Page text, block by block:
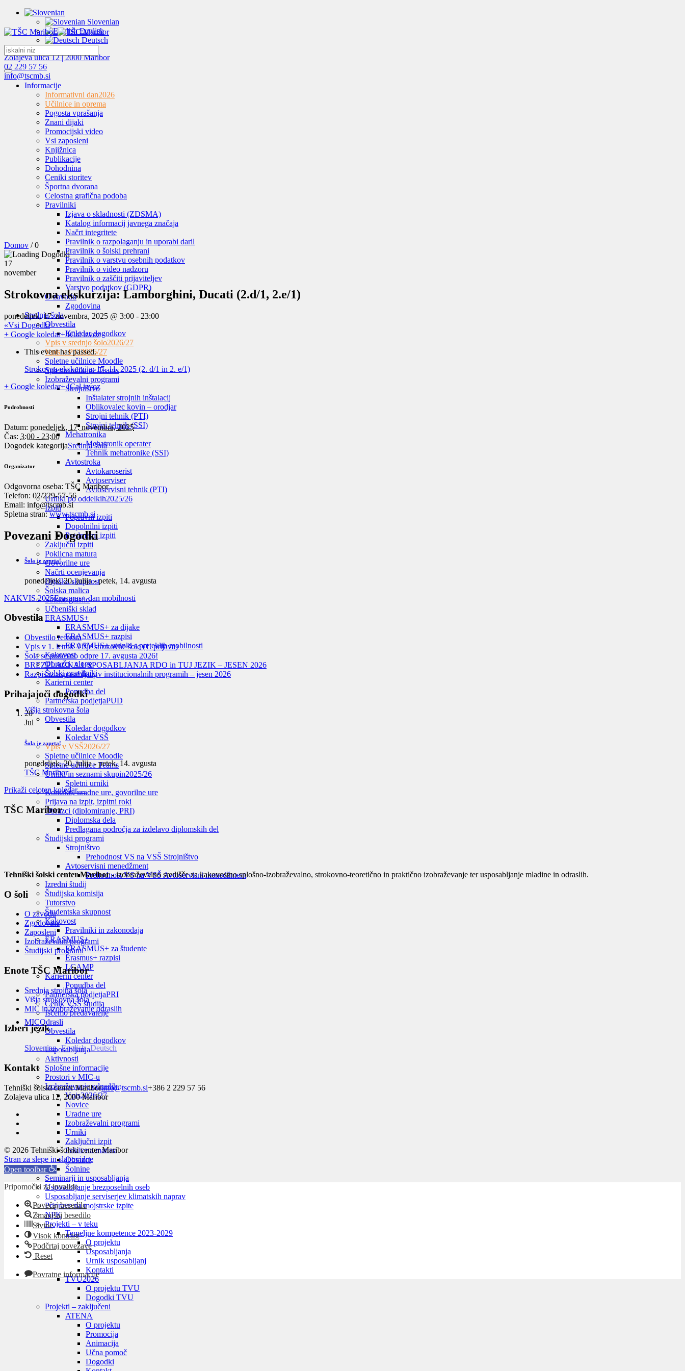
Slovenian
English
Deutsch
Zolajeva ulica 12 | 2000 Maribor
02 229 57 56
info@tscmb.si
Informacije
Informativni dan2026
Učilnice in oprema
Pogosta vprašanja
Znani dijaki
Promocijski video
Vsi zaposleni
Knjižnica
Publikacije
Dohodnina
Ceniki storitev
Športna dvorana
Celostna grafična podoba
Pravilniki
Izjava o skladnosti (ZDSMA)
Katalog informacij javnega značaja
Načrt integritete
Pravilnik o razpolaganju in uporabi daril
Pravilnik o šolski prehrani
Pravilnik o varstvu osebnih podatkov
Pravilnik o video nadzoru
Pravilnik o zaščiti prijaviteljev
Varstvo podatkov (GDPR)
O zavodu
Zgodovina
Srednja šola
Obvestila
Koledar dogodkov
Vpis v srednjo šolo2026/27
Vpis v PTI2026/27
Spletne učilnice Moodle
Spletne učilnice Teams
Izobraževalni programi
Strojništvo
Inštalater strojnih inštalacij
Oblikovalec kovin – orodjar
Strojni tehnik (PTI)
Strojni tehnik (SSI)
Mehatronika
Mehatronik operater
Tehnik mehatronike (SSI)
Avtostroka
Avtokaroserist
Avtoserviser
Avtoservisni tehnik (PTI)
Urniki po oddelkih2025/26
Izpiti
Popravni izpiti
Dopolnilni izpiti
Predmetni izpiti
Zaključni izpiti
Poklicna matura
Govorilne ure
Načrti ocenjevanja
Dijaška skupnost
Šolska malica
Šolsko glasilo
Učbeniški sklad
ERASMUS+
ERASMUS+ za dijake
ERASMUS+ razpisi
ERASMUS+ utrinki s preteklih mobilnosti
Kakovost
Obrazci, vloge
Šolski pravilniki
Karierni center
Ponudba del
Partnerska podjetjaPUD
Višja strokovna šola
Obvestila
Koledar dogodkov
Koledar VSŠ
Vpis v VSŠ2026/27
Spletne učilnice Moodle
Spletne učilnice Teams
Urniki in seznami skupin2025/26
Spletni urniki
Kontakti, uradne ure, govorilne ure
Prijava na izpit, izpitni roki
Obrazci (diplomiranje, PRI)
Diplomska dela
Predlagana področja za izdelavo diplomskih del
Študijski programi
Strojništvo
Prehodnost VS na VSŠ Strojništvo
Avtoservisni menedžment
Prehodnost VS na VSŠ Avtoservisni menedžment
Izredni študij
Študijska komisija
Tutorstvo
Študentska skupnost
Kakovost
Pravilniki in zakonodaja
ERASMUS+
ERASMUS+ za študente
Erasmus+ razpisi
LCAMP
Karierni center
Ponudba del
Partnerska podjetjaPRI
Cenik VSŠ študija
Iščemo predavatelje
MICOdrasli
Obvestila
Koledar dogodkov
Usposabljanja
Aktivnosti
Splošne informacije
Prostori v MIC-u
Izobraževanje odraslih
Vpis2026/27
Novice
Uradne ure
Izobraževalni programi
Urniki
Zaključni izpit
Poklicna matura
Obrazci
Šolnine
Seminarji in usposabljanja
Usposabljanje brezposelnih oseb
Usposabljanje serviserjev klimatskih naprav
Priprave na mojstrske izpite
NPK
Projekti – v teku
Temeljne kompetence 2023-2029
O projektu
Usposabljanja
Urnik usposabljanj
Kontakti
TVU2026
O projektu TVU
Dogodki TVU
Projekti – zaključeni
ATENA
O projektu
Promocija
Animacija
Učna pomoč
Dogodki
Domov /0
17
november
Strokovna ekskurzija: Lamborghini, Ducati (2.d/1, 2.e/1)
ponedeljek, 17. novembra, 2025 @ 3:00 - 23:00
«Vsi Dogodki
+ Google koledar+ ICal izvoz
This event has passed.
Strokovna ekskurzija: 17. 11. 2025 (2. d/1 in 2. e/1)
+ Google koledar+ ICal izvoz
Podrobnosti
Datum: ponedeljek, 17. novembra, 2025
Čas: 3:00 - 23:00
Dogodek kategorijaSrednja šola
Organizator
Odgovorna oseba: TŠC Maribor
Telefon: 02/229-57-56
Email: info@tscmb.si
Spletna stran: www.tscmb.si
Povezani Dogodki
Šola je zaprta!
ponedeljek, 20. julija-petek, 14. avgusta
NAKVIS 2025Erasmus+ dan mobilnosti
Obvestila
Obvestilo referata
Vpis v 1. letnik Višje strokovne šole (1. prijava)
Šola se ponovno odpre 17. avgusta 2026!
BREZPLAČNA USPOSABLJANJA RDO in TUJ JEZIK – JESEN 2026
Razpis iz usposabljanj v institucionalnih programih – jesen 2026
Prihajajoči dogodki
20
Jul
Šola je zaprta!
ponedeljek, 20. julija-petek, 14. avgusta
TŠC Maribor
Prikaži celoten koledar…
TŠC Maribor
Tehniški šolski center Maribor- izobraževalno središče za kakovostno splošno-izobraževalno, strokovno-teoretično in praktično izobraževanje ter usposabljanje mladine in odraslih.
O šoli
O zavodu
Zgodovina
Zaposleni
Izobraževalni programi
Študijski programi
Enote TŠC Maribor
Srednja strojna šola
Višja strokovna šola
MIC in izobraževanje odraslih
Izberi jezik
Slovenian English Deutsch
Kontakt
Tehniški šolski center Mariborinfo@tscmb.si+386 2 229 57 56
Zolajeva ulica 12, 2000 Maribor
© 2026 Tehniški šolski center Maribor
Stran za slepe in slabovidne
Open toolbar
Pripomočki za invalide
Povečaj besedilo
Zmanjšaj besedilo
Sivine
Visok kontrast
Podčrtaj povezave
Reset
Povratne informacije